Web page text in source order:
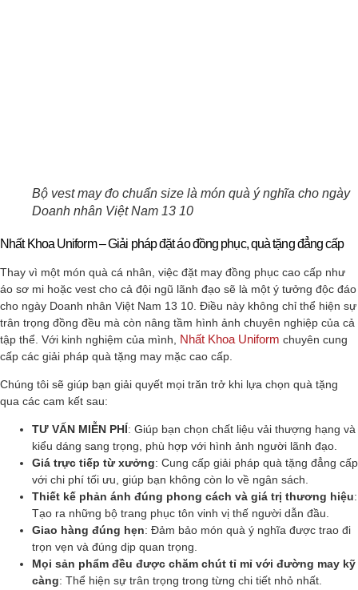
Bộ vest may đo chuẩn size là món quà ý nghĩa cho ngày
Doanh nhân Việt Nam 13 10
Nhất Khoa Uniform – Giải pháp đặt áo đồng phục, quà tặng đẳng cấp
Thay vì một món quà cá nhân, việc đặt may đồng phục cao cấp như
áo sơ mi hoặc vest cho cả đội ngũ lãnh đạo sẽ là một ý tưởng độc đáo
cho ngày Doanh nhân Việt Nam 13 10. Điều này không chỉ thể hiện sự
trân trọng đồng đều mà còn nâng tầm hình ảnh chuyên nghiệp của cả
tập thể. Với kinh nghiệm của mình, Nhất Khoa Uniform chuyên cung
cấp các giải pháp quà tặng may mặc cao cấp.
Chúng tôi sẽ giúp bạn giải quyết mọi trăn trở khi lựa chọn quà tặng
qua các cam kết sau:
TƯ VẤN MIỄN PHÍ: Giúp bạn chọn chất liệu vải thượng hạng và
kiểu dáng sang trọng, phù hợp với hình ảnh người lãnh đạo.
Giá trực tiếp từ xưởng: Cung cấp giải pháp quà tặng đẳng cấp
với chi phí tối ưu, giúp bạn không còn lo về ngân sách.
Thiết kế phản ánh đúng phong cách và giá trị thương hiệu:
Tạo ra những bộ trang phục tôn vinh vị thế người dẫn đầu.
Giao hàng đúng hẹn: Đảm bảo món quà ý nghĩa được trao đi
trọn vẹn và đúng dịp quan trọng.
Mọi sản phẩm đều được chăm chút tỉ mỉ với đường may kỹ
càng: Thể hiện sự trân trọng trong từng chi tiết nhỏ nhất.